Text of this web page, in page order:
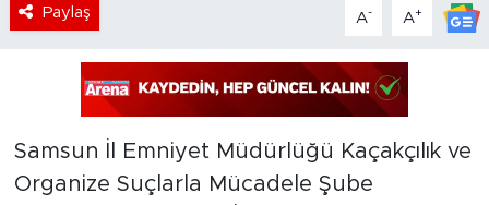
Paylaş A- A+
Samsun İl Emniyet Müdürlüğü Kaçakçılık ve
Organize Suçlarla Mücadele Şube